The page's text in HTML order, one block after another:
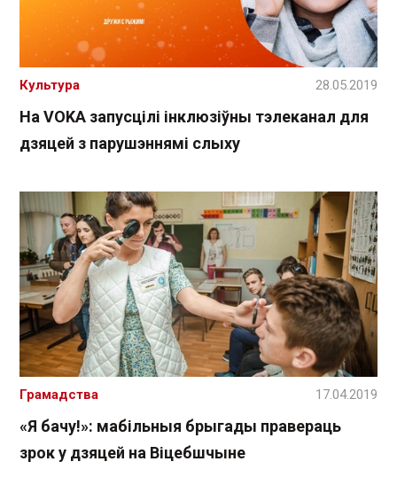
На VOKA запусцілі інклюзіўны тэлеканал для
дзяцей з парушэннямі слыху
Культура 28.05.2019
«Я бачу!»: мабільныя брыгады правераць
зрок у дзяцей на Віцебшчыне
Грамадства 17.04.2019